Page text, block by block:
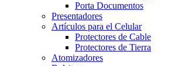
Porta Documentos
Presentadores
Artículos para el Celular
Protectores de Cable
Protectores de Tierra
Atomizadores